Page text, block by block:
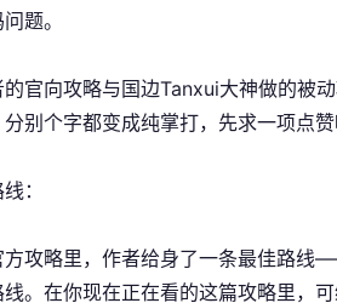
题。
官向攻略与国边Tanxui大神做的被
别个字都变成纯掌打，先求一项点
：
方攻略里，作者给身了一条最佳路
。在你现在正在看的这篇攻略里，